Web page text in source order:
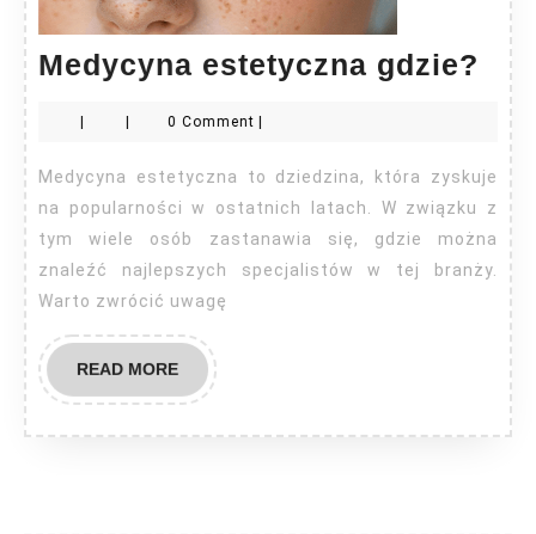
Medycyna estetyczna gdzie?
| | 0 Comment |
Medycyna estetyczna to dziedzina, która zyskuje
na popularności w ostatnich latach. W związku z
tym wiele osób zastanawia się, gdzie można
znaleźć najlepszych specjalistów w tej branży.
Warto zwrócić uwagę
READ MOREREAD
MORE